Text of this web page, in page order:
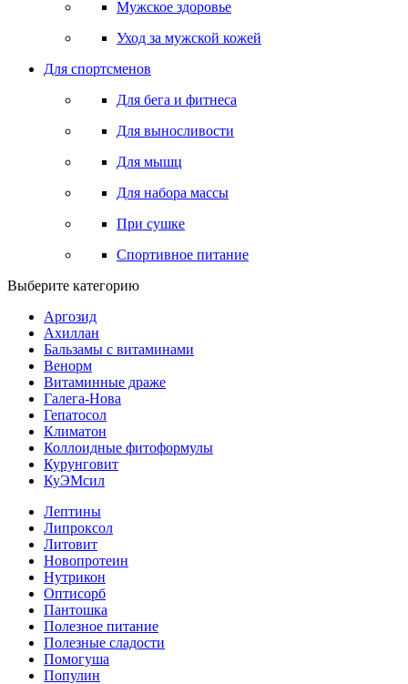
Мужское здоровье
Уход за мужской кожей
Для спортсменов
Для бега и фитнеса
Для выносливости
Для мышц
Для набора массы
При сушке
Спортивное питание
Выберите категорию
Аргозид
Ахиллан
Бальзамы с витаминами
Венорм
Витаминные драже
Галега-Нова
Гепатосол
Климатон
Коллоидные фитоформулы
Курунговит
КуЭМсил
Лептины
Липроксол
Литовит
Новопротеин
Нутрикон
Оптисорб
Пантошка
Полезное питание
Полезные сладости
Помогуша
Популин